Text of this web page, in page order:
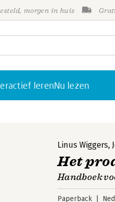
morgen in huis
lerenNu lezen
Linus Wiggers,
Het
Handboek
Paperback